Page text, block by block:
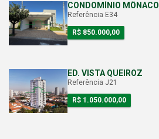
CONDOMÍNIO MÔNACO
Referência E34
R$ 850.000,00
ED. VISTA QUEIROZ
Referência J21
R$ 1.050.000,00